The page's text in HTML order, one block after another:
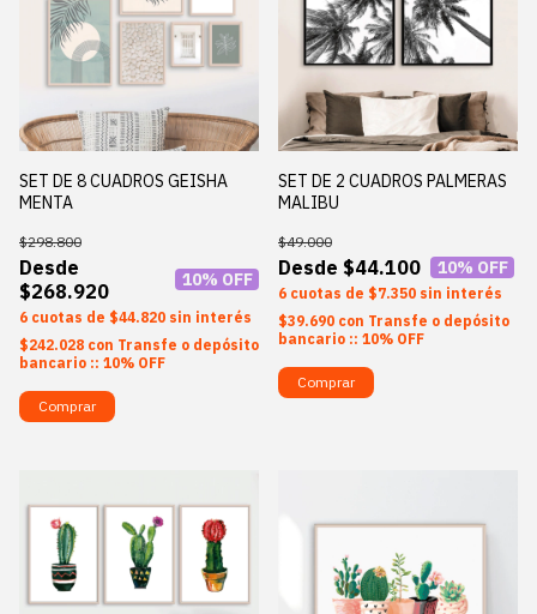
SET DE 8 CUADROS GEISHA
MENTA
$268.920
$298.800
10% OFF
6 $44.820 sin interés
$242.028 con Transfe o depósito
bancario :: 10% OFF
Comprar
SET DE 2 CUADROS PALMERAS
MALIBU
$44.100
$49.000
10% OFF
6 $7.350 sin interés
$39.690 con Transfe o depósito
bancario :: 10% OFF
Comprar